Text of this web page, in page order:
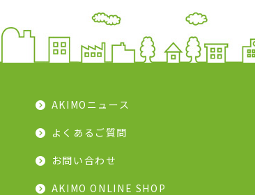
AKIMOニュース
よくあるご質問
お問い合わせ
AKIMO ONLINE SHOP